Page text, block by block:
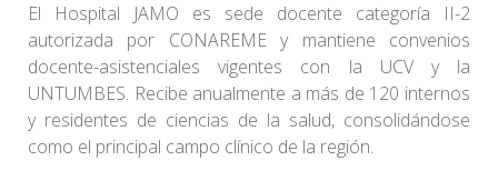
El Hospital JAMO es sede docente categoría II-2
autorizada por CONAREME y mantiene convenios
docente-asistenciales vigentes con la UCV y la
UNTUMBES. Recibe anualmente a más de 120 internos
y residentes de ciencias de la salud, consolidándose
como el principal campo clínico de la región.